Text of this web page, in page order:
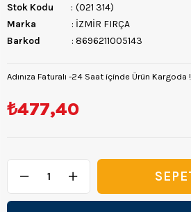
Stok Kodu
(021 314)
Marka
: İZMİR FIRÇA
Barkod
: 8696211005143
Adınıza Faturalı -24 Saat içinde Ürün Kargoda !
₺477,40